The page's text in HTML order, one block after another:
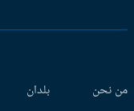
نحن
بلدان